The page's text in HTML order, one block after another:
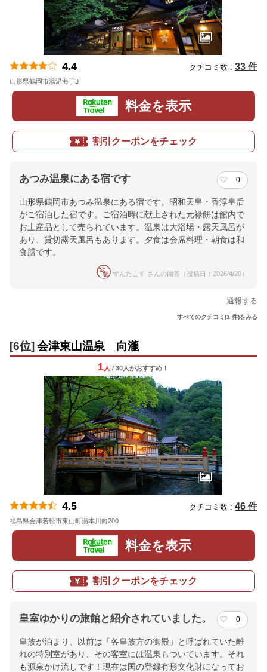
4.4 クチコミ数 : 33 件
山形県鶴岡市湯温海丁3
料金を表示
割引クーポンをチェック
あつみ温泉にある宿です 0
山形県鶴岡市あつみ温泉にある宿です。昭和天皇・香淳皇后
がご宿泊した宿です。ご宿泊時に献上された元禄餅は館内で
お土産品として売られています。温泉は大浴場・露天風呂が
あり、貸切露天風呂もあります。夕食は会席料理・朝食は和
食膳です。
ずんたこす さんの回答（投稿日：2026/4/20）
通報する
すべてのクチコミ(1 件)をみる
[6位] 会津東山温泉 向瀧
1 人 / 30人がおすすめ！
4.5 クチコミ数 : 46 件
福島県会津若松市東山町湯本川向200
料金を表示
割引クーポンをチェック
皇室ゆかりの旅館と紹介されていました。 0
皇族が泊まり、以前は「各皇族方の御殿」と呼ばれていた離
れの特別室があり、その客室には温泉もついています。それ
も源泉かけ流しです！現在は国の登録有形文化財になってお